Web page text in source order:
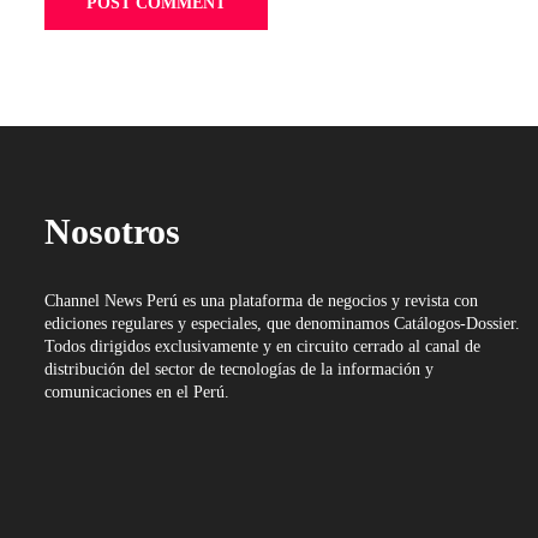
Nosotros
Channel News Perú es una plataforma de negocios y revista con
ediciones regulares y especiales, que denominamos Catálogos-Dossier.
Todos dirigidos exclusivamente y en circuito cerrado al canal de
distribución del sector de tecnologías de la información y
comunicaciones en el Perú.